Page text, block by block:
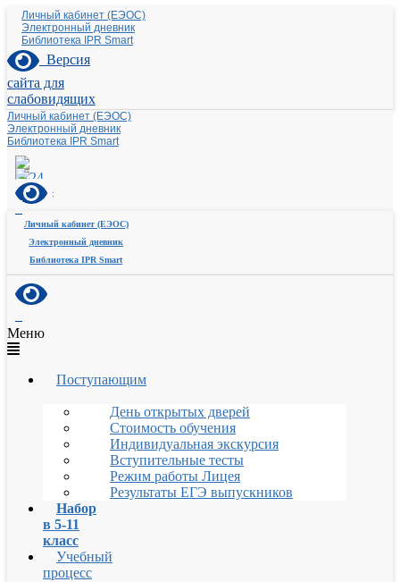
Личный кабинет (ЕЭОС)
Электронный дневник
Библиотека IPR Smart
Версия
сайта для
слабовидящих
Личный кабинет (ЕЭОС)
Электронный дневник
Библиотека IPR Smart
Личный кабинет (ЕЭОС)
Электронный дневник
Библиотека IPR Smart
Меню
Поступающим
День открытых дверей
Стоимость обучения
Индивидуальная экскурсия
Вступительные тесты
Режим работы Лицея
Результаты ЕГЭ выпускников
Набор
в 5-11
класс
Учебный
процесс